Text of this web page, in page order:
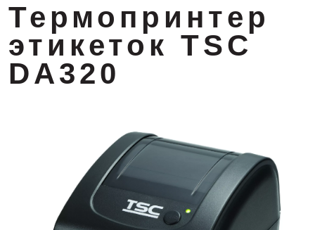
Термопринтер
этикеток TSC
DA320